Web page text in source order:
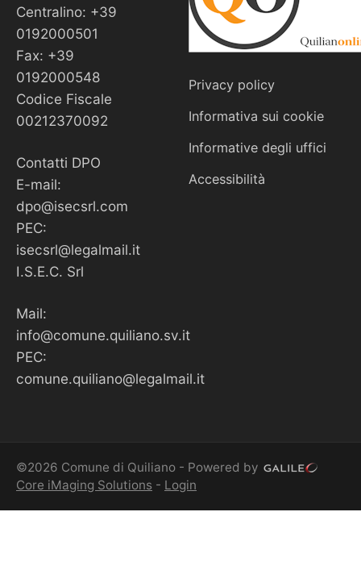
Centralino: +39
0192000501
Fax: +39
0192000548
Codice Fiscale
00212370092
Contatti DPO
E-mail:
dpo@isecsrl.com
PEC:
isecsrl@legalmail.it
I.S.E.C. Srl
Mail:
info@comune.quiliano.sv.it
PEC:
comune.quiliano@legalmail.it
Privacy policy
Informativa sui cookie
Informative degli uffici
Accessibilità
©2026 Comune di Quiliano - Powered by
Core iMaging Solutions - Login